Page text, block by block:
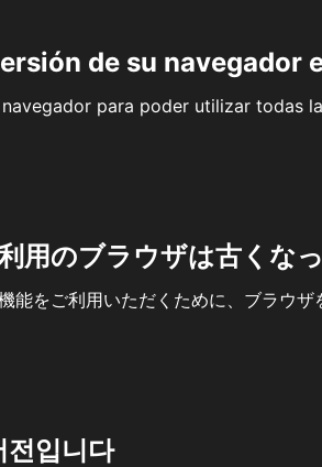
de su navegador
para poder utilizar todas
用のブラウザは古くな
能をご利用いただくために、ブラウザ
전입니다